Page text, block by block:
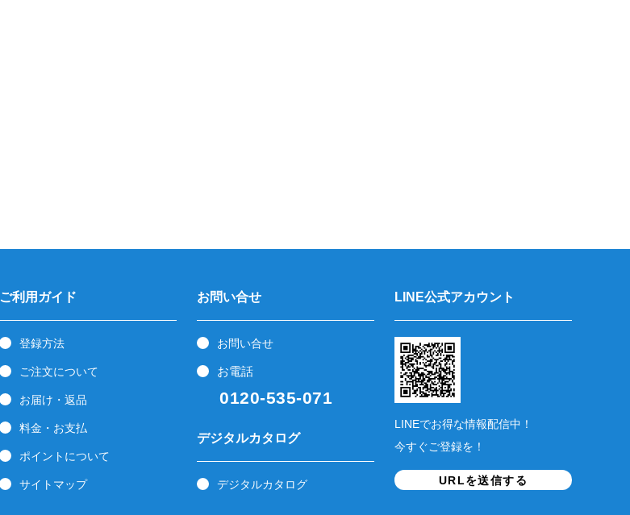
ご利用ガイド
登録方法
ご注文について
お届け・返品
料金・お支払
ポイントについて
サイトマップ
お問い合せ
お問い合せ
お電話
0120-535-071
デジタルカタログ
デジタルカタログ
LINE公式アカウント
LINEでお得な情報配信中！
今すぐご登録を！
URLを送信する